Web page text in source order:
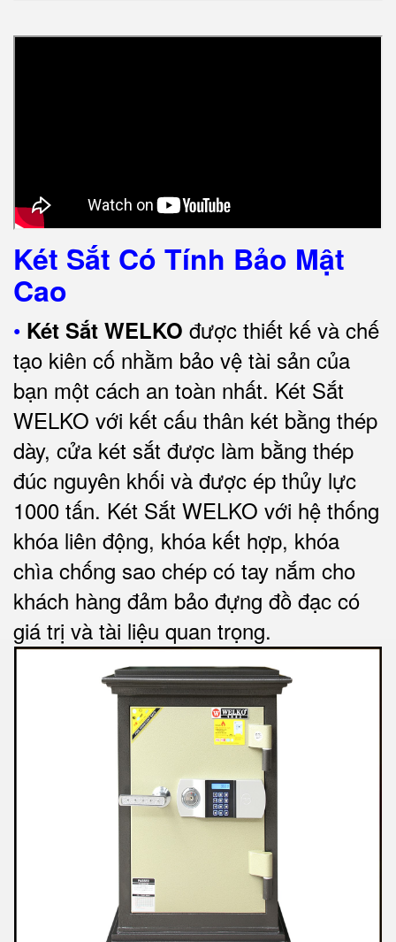
Két Sắt Có Tính Bảo Mật
Cao
• Két Sắt WELKO được thiết kế và chế
tạo kiên cố nhằm bảo vệ tài sản của
bạn một cách an toàn nhất. Két Sắt
WELKO với kết cấu thân két bằng thép
dày, cửa két sắt được làm bằng thép
đúc nguyên khối và được ép thủy lực
1000 tấn. Két Sắt WELKO với hệ thống
khóa liên động, khóa kết hợp, khóa
chìa chống sao chép có tay nắm cho
khách hàng đảm bảo đựng đồ đạc có
giá trị và tài liệu quan trọng.